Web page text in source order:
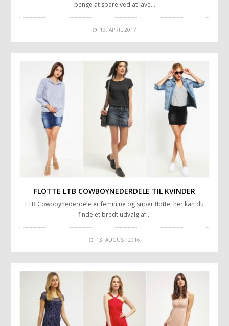
penge at spare ved at lave…
19. APRIL 2017
FLOTTE LTB COWBOYNEDERDELE TIL KVINDER
LTB Cowboynederdele er feminine og super flotte, her kan du
finde et bredt udvalg af…
13. AUGUST 2016